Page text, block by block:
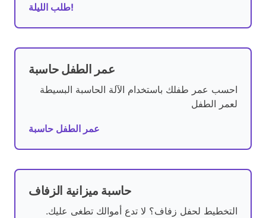
طلب الليلة!
عمر الطفل حاسبة
احسب عمر طفلك باستخدام الآلة الحاسبة البسيطة
لعمر الطفل
عمر الطفل حاسبة
حاسبة ميزانية الزفاف
التخطيط لحفل زفاف؟ لا تدع أموالك تطغى عليك.